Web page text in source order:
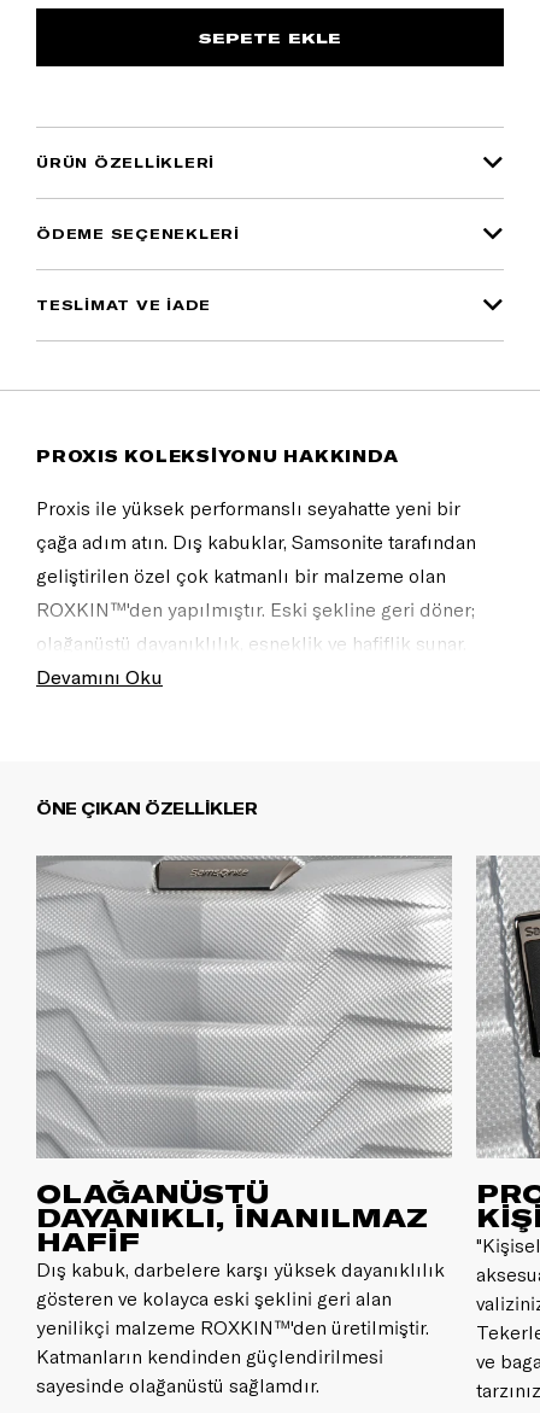
ÜRÜN ÖZELLIKLERI
ÖDEME SEÇENEKLERI
TESLİMAT VE İADE
PROXIS KOLEKSİYONU HAKKINDA
Proxis ile yüksek performanslı seyahatte yeni bir
çağa adım atın. Dış kabuklar, Samsonite tarafından
geliştirilen özel çok katmanlı bir malzeme olan
ROXKIN™'den yapılmıştır. Eski şekline geri döner;
olağanüstü dayanıklılık, esneklik ve hafiflik sunar.
Sofistike tasarım kendine güveni yansıtır ve tüm
Devamını Oku
ÖNE ÇIKAN ÖZELLİKLER
OLAĞANÜSTÜ
DAYANIKLI, İNANILMAZ
HAFİF
Dış kabuk, darbelere karşı yüksek dayanıklılık
gösteren ve kolayca eski şeklini geri alan
yenilikçi malzeme ROXKIN™'den üretilmiştir.
Katmanların kendinden güçlendirilmesi
sayesinde olağanüstü sağlamdır.
ve